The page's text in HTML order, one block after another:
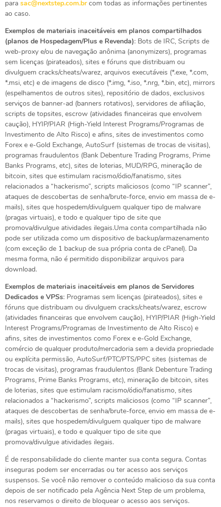
para sac@nextstep.com.brcom todas as informações pertinentes
ao caso.
Exemplos de materiais inaceitáveis em planos compartilhados
(planos de Hospedagem/Plus e Revenda): Bots de IRC, Scripts de
web-proxy e/ou de navegação anônima (anonymizers), programas
sem licenças (pirateados), sites e fóruns que distribuam ou
divulguem cracks/cheats/warez, arquivos executáveis (*.exe, *.com,
*.msi, etc) e de imagens de disco (*.img, *.iso, *.nrg, *.bin, etc), mirrors
(espelhamentos de outros sites), repositório de dados, exclusivos
serviços de banner-ad (banners rotativos), servidores de afiliação,
scripts de topsites, escrow (atividades financeiras que envolvem
caução), HYIP/PIAR (High-Yield Interest Programs/Programas de
Investimento de Alto Risco) e afins, sites de investimentos como
Forex e e-Gold Exchange, AutoSurf (sistemas de trocas de visitas),
programas fraudulentos (Bank Debenture Trading Programs, Prime
Banks Programs, etc), sites de loterias, MUD/RPG, mineração de
bitcoin, sites que estimulam racismo/ódio/fanatismo, sites
relacionados a “hackerismo”, scripts maliciosos (como “IP scanner”,
ataques de descobertas de senha/brute-force, envio em massa de e-
mails), sites que hospedem/divulguem qualquer tipo de malware
(pragas virtuais), e todo e qualquer tipo de site que
promova/divulgue atividades ilegais.Uma conta compartilhada não
pode ser utilizada como um dispositivo de backup/armazenamento
(com exceção de 1 backup de sua própria conta de cPanel). Da
mesma forma, não é permitido disponibilizar arquivos para
download.
Exemplos de materiais inaceitáveis em planos de Servidores
Dedicados e VPSs: Programas sem licenças (pirateados), sites e
fóruns que distribuam ou divulguem cracks/cheats/warez, escrow
(atividades financeiras que envolvem caução), HYIP/PIAR (High-Yield
Interest Programs/Programas de Investimento de Alto Risco) e
afins, sites de investimentos como Forex e e-Gold Exchange,
comércio de qualquer produto/mercadoria sem a devida propriedade
ou explícita permissão, AutoSurf/PTC/PTS/PPC sites (sistemas de
trocas de visitas), programas fraudulentos (Bank Debenture Trading
Programs, Prime Banks Programs, etc), mineração de bitcoin, sites
de loterias, sites que estimulam racismo/ódio/fanatismo, sites
relacionados a “hackerismo”, scripts maliciosos (como “IP scanner”,
ataques de descobertas de senha/brute-force, envio em massa de e-
mails), sites que hospedem/divulguem qualquer tipo de malware
(pragas virtuais), e todo e qualquer tipo de site que
promova/divulgue atividades ilegais.
É de responsabilidade do cliente manter sua conta segura. Contas
inseguras podem ser encerradas ou ter acesso aos serviços
suspensos. Se você não remover o conteúdo malicioso da sua conta
depois de ser notificado pela Agência Next Step de um problema,
nos reservamos o direito de bloquear o acesso aos serviços.